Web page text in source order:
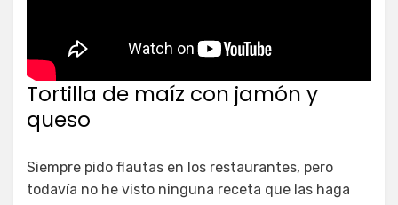
Tortilla de maíz con jamón y
queso
Siempre pido flautas en los restaurantes, pero
todavía no he visto ninguna receta que las haga